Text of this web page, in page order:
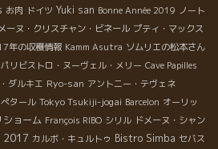
お肉 ドイツ Yuki san Bonne Année 2019 ノート
ーヌ・クリスチャン・ビネール プティ・マックス
年の収穫情報 Kamm Asutra ソムリエの松本さん
パリビストロ・ヌーヴェル・メリー Cave Papilles
ダルキエ Ryo-san アントニー・テヴェネ
タール Tokyo Tsukiji-jogai Barcelon オーリッ
ショーム François RIBO シリル ドメーヌ・シャン
2017 カルボ・キュルトゥ Bistro Simba セバス